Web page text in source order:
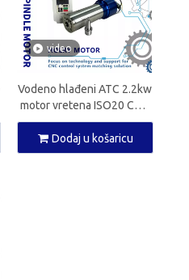
video
Vodeno hlađeni ATC 2.2kw
motor vretena ISO20 CNC
vreteno za CNC glodalicu
Dodaj u košaricu